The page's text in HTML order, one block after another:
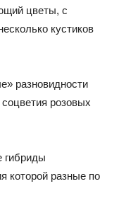
цветы, с
кустиков
разновидности
розовых
гибриды
которой разные по